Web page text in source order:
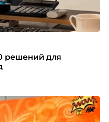
решений для